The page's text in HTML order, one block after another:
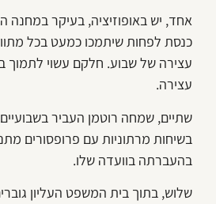
אחד, יש באופוזיציה, בעיקר במחנה
כנסת לפחות שיתמכו כמעט בכל
עצירה של שבוע. חלקם עשוי לתמוך
עצירה.
שתיים, שמחה רוטמן העביר
בשיחות מרתוניות עם פרופסורים
בהעברתה בוועדה שלו.
שלוש, בתוך בית המשפט העליון